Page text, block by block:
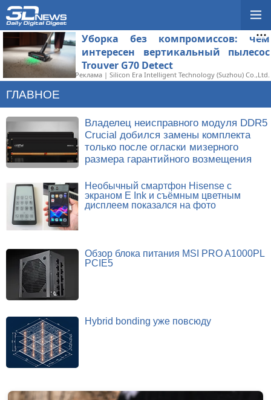
Уборка без компромиссов: чем
интересен вертикальный пылесос
Trouver G70 Detect
Реклама | Silicon Era Intelligent Technology (Suzhou) Co.,Ltd.
ГЛАВНОЕ
Владелец неисправного модуля DDR5
Crucial добился замены комплекта
только после огласки мизерного
размера гарантийного возмещения
Необычный смартфон Hisense с
экраном E Ink и съёмным цветным
дисплеем показался на фото
Обзор блока питания MSI PRO A1000PL
PCIE5
Hybrid bonding уже повсюду